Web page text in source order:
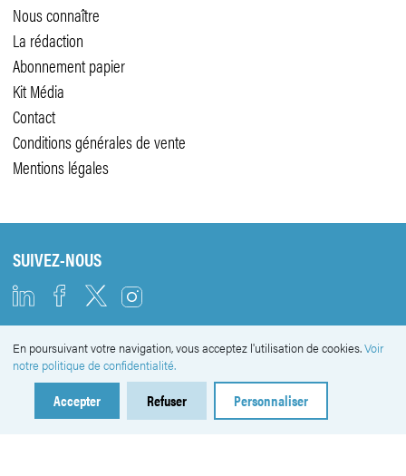
Nous connaître
La rédaction
Abonnement papier
Kit Média
Contact
Conditions générales de vente
Mentions légales
SUIVEZ-NOUS
NEWSLETTER
En poursuivant votre navigation, vous acceptez l'utilisation de cookies.Voir
notre politique de confidentialité.
Accepter Refuser Personnaliser